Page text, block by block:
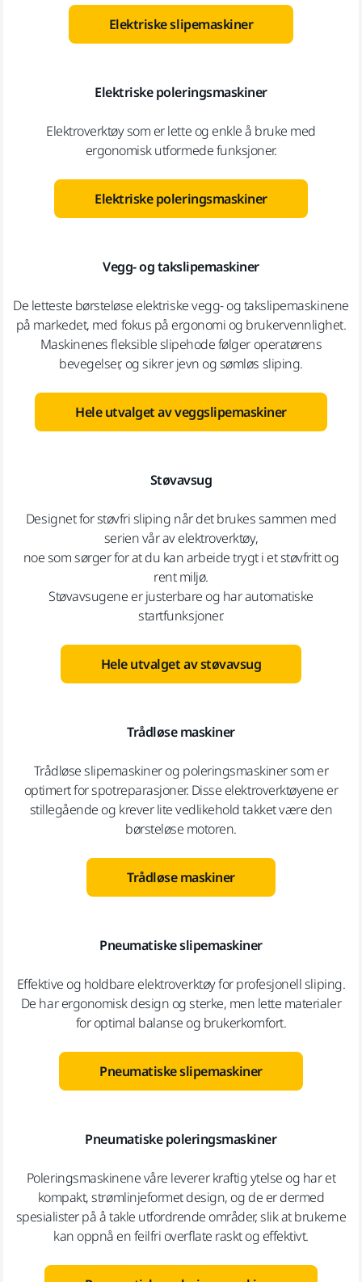
Elektriske slipemaskiner
Elektriske poleringsmaskiner
Elektroverktøy som er lette og enkle å bruke med
ergonomisk utformede funksjoner.
Elektriske poleringsmaskiner
Vegg- og takslipemaskiner
De letteste børsteløse elektriske vegg- og takslipemaskinene
på markedet, med fokus på ergonomi og brukervennlighet.
Maskinenes fleksible slipehode følger operatørens
bevegelser, og sikrer jevn og sømløs sliping.
Hele utvalget av veggslipemaskiner
Støvavsug
Designet for støvfri sliping når det brukes sammen med
serien vår av elektroverktøy,
noe som sørger for at du kan arbeide trygt i et støvfritt og
rent miljø.
Støvavsugene er justerbare og har automatiske
startfunksjoner.
Hele utvalget av støvavsug
Trådløse maskiner
Trådløse slipemaskiner og poleringsmaskiner som er
optimert for spotreparasjoner. Disse elektroverktøyene er
stillegående og krever lite vedlikehold takket være den
børsteløse motoren.
Trådløse maskiner
Pneumatiske slipemaskiner
Effektive og holdbare elektroverktøy for profesjonell sliping.
De har ergonomisk design og sterke, men lette materialer
for optimal balanse og brukerkomfort.
Pneumatiske slipemaskiner
Pneumatiske poleringsmaskiner
Poleringsmaskinene våre leverer kraftig ytelse og har et
kompakt, strømlinjeformet design, og de er dermed
spesialister på å takle utfordrende områder, slik at brukerne
kan oppnå en feilfri overflate raskt og effektivt.